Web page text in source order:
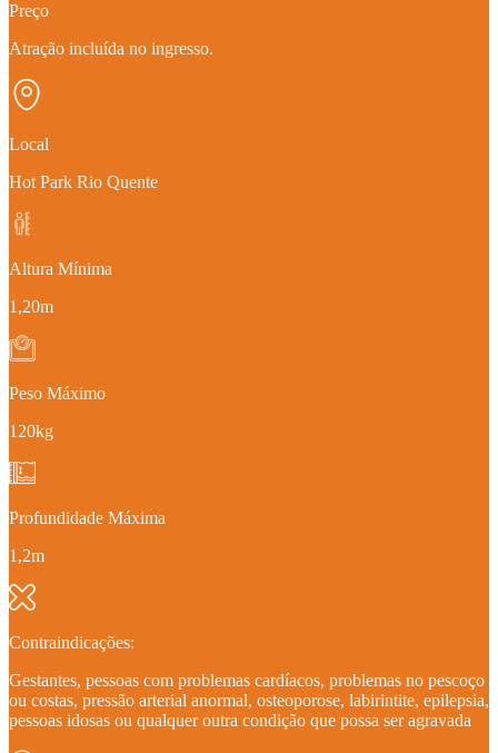
Preço
Atração incluída no ingresso.
Local
Hot Park Rio Quente
Altura Mínima
1,20m
Peso Máximo
120kg
Profundidade Máxima
1,2m
Contraindicações:
Gestantes, pessoas com problemas cardíacos, problemas no pescoço
ou costas, pressão arterial anormal, osteoporose, labirintite, epilepsia,
pessoas idosas ou qualquer outra condição que possa ser agravada